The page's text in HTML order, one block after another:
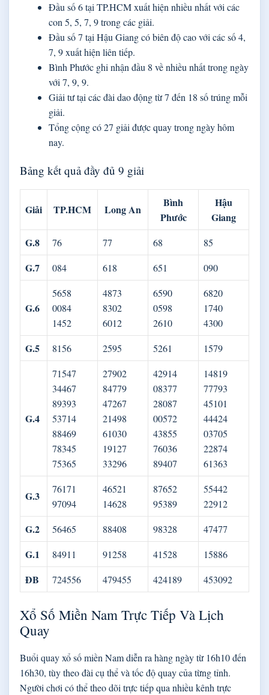
Đầu số 6 tại TP.HCM xuất hiện nhiều nhất với các
con 5, 5, 7, 9 trong các giải.
Đầu số 7 tại Hậu Giang có biên độ cao với các số 4,
7, 9 xuất hiện liên tiếp.
Bình Phước ghi nhận đầu 8 về nhiều nhất trong ngày
với 7, 9, 9.
Giải tư tại các đài dao động từ 7 đến 18 số trúng mỗi
giải.
Tổng cộng có 27 giải được quay trong ngày hôm
nay.
Bảng kết quả đầy đủ 9 giải
Giải TP.HCM Long An
Bình
Phước
Hậu
Giang
G.8
76 77 68 85
G.7 084 618 651 090
G.6
5658
0084
1452
4873
8302
6012
6590
0598
2610
6820
1740
4300
G.5 8156 2595 5261 1579
G.4
71547
34467
89393
53714
88469
78345
75365
27902
84779
47267
21498
61030
19127
33296
42914
08377
28087
00572
43855
76036
89407
14819
77793
45101
44424
03705
22874
61363
G.3
76171
97094
46521
14628
87652
95389
55442
22912
G.2 56465 88408 98328 47477
G.1 84911 91258 41528 15886
ĐB 724556 479455 424189 453092
Xổ Số Miền Nam Trực Tiếp Và Lịch
Quay
Buổi quay xổ số miền Nam diễn ra hàng ngày từ 16h10 đến
16h30, tùy theo đài cụ thể và tốc độ quay của từng tỉnh.
Người chơi có thể theo dõi trực tiếp qua nhiều kênh trực